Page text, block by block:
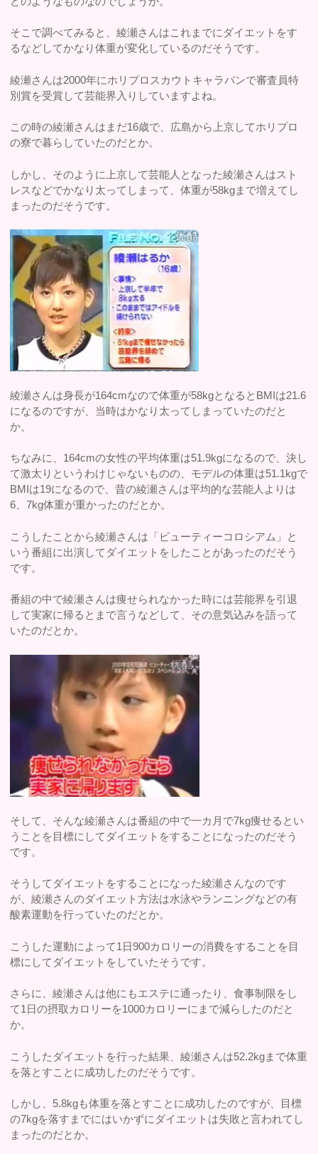
そこで調べてみると、綾瀬さんはこれまでにダイエットをす
るなどしてかなり体重が変化しているのだそうです。
綾瀬さんは2000年にホリプロスカウトキャラバンで審査員特
別賞を受賞して芸能界入りしていますよね。
この時の綾瀬さんはまだ16歳で、広島から上京してホリプロ
の寮で暮らしていたのだとか。
しかし、そのように上京して芸能人となった綾瀬さんはスト
レスなどでかなり太ってしまって、体重が58kgまで増えてし
まったのだそうです。
綾瀬さんは身長が164cmなので体重が58kgとなるとBMIは21.6
になるのですが、当時はかなり太ってしまっていたのだと
か。
ちなみに、164cmの女性の平均体重は51.9kgになるので、決し
て激太りというわけじゃないものの、モデルの体重は51.1kgで
BMIは19になるので、昔の綾瀬さんは平均的な芸能人よりは
6、7kg体重が重かったのだとか。
こうしたことから綾瀬さんは「ビューティーコロシアム」と
いう番組に出演してダイエットをしたことがあったのだそう
です。
番組の中で綾瀬さんは痩せられなかった時には芸能界を引退
して実家に帰るとまで言うなどして、その意気込みを語って
いたのだとか。
そして、そんな綾瀬さんは番組の中で一カ月で7kg痩せるとい
うことを目標にしてダイエットをすることになったのだそう
です。
そうしてダイエットをすることになった綾瀬さんなのです
が、綾瀬さんのダイエット方法は水泳やランニングなどの有
酸素運動を行っていたのだとか。
こうした運動によって1日900カロリーの消費をすることを目
標にしてダイエットをしていたそうです。
さらに、綾瀬さんは他にもエステに通ったり、食事制限をし
て1日の摂取カロリーを1000カロリーにまで減らしたのだと
か。
こうしたダイエットを行った結果、綾瀬さんは52.2kgまで体重
を落とすことに成功したのだそうです。
しかし、5.8kgも体重を落とすことに成功したのですが、目標
の7kgを落すまでにはいかずにダイエットは失敗と言われてし
まったのだとか。